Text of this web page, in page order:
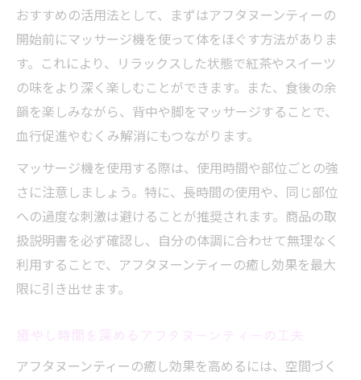
おすすめの活用法として、まずはアフタヌーンティーの
開始前にマッサージ機を使って体をほぐす方法がありま
す。これにより、リラックスした状態で紅茶やスイーツ
の味をより深く楽しむことができます。また、食後の余
韻を楽しみながら、背中や脚をマッサージすることで、
血行促進やむくみ解消にもつながります。
マッサージ機を使用する際は、使用時間や部位ごとの強
さに注意しましょう。特に、長時間の使用や、同じ部位
への過度な刺激は避けることが推奨されます。商品の取
扱説明書を必ず確認し、自分の体調に合わせて無理なく
利用することで、アフタヌーンティーの癒し効果を最大
限に引き出せます。
アフタヌーンティーの癒し効果を高めるには、空間づく